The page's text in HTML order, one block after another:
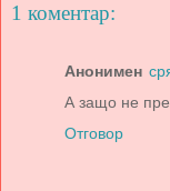
1 коментар:
Анонимен
А защо не
Отговор